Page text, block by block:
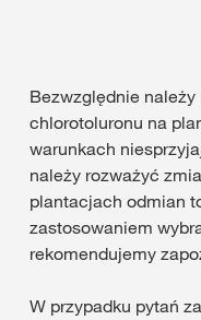
Bezwzględnie
chlorotoluronu na
warunkach
należy rozważyć
plantacjach odmian
zastosowaniem
rekomendujemy
W przypadku pytań